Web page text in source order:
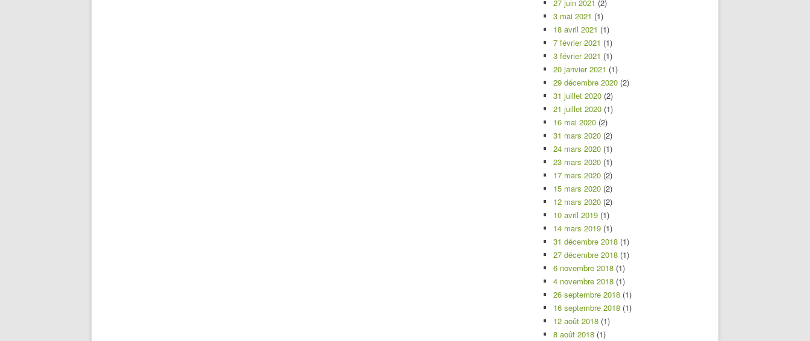
27 juin 2021 (2)
3 mai 2021 (1)
18 avril 2021 (1)
7 février 2021 (1)
3 février 2021 (1)
20 janvier 2021 (1)
29 décembre 2020 (2)
31 juillet 2020 (2)
21 juillet 2020 (1)
16 mai 2020 (2)
31 mars 2020 (2)
24 mars 2020 (1)
23 mars 2020 (1)
17 mars 2020 (2)
15 mars 2020 (2)
12 mars 2020 (2)
10 avril 2019 (1)
14 mars 2019 (1)
31 décembre 2018 (1)
27 décembre 2018 (1)
6 novembre 2018 (1)
4 novembre 2018 (1)
26 septembre 2018 (1)
16 septembre 2018 (1)
12 août 2018 (1)
8 août 2018 (1)